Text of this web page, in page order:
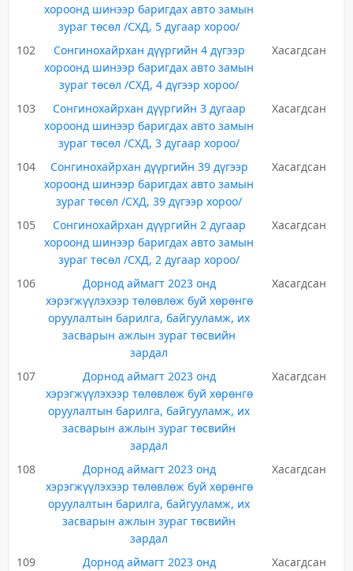
хороонд шинээр баригдах авто замын
зураг төсөл /СХД, 5 дугаар хороо/
102
Сонгинохайрхан дүүргийн 4 дүгээр
хороонд шинээр баригдах авто замын
зураг төсөл /СХД, 4 дүгээр хороо/
Хасагдсан
103
Сонгинохайрхан дүүргийн 3 дугаар
хороонд шинээр баригдах авто замын
зураг төсөл /СХД, 3 дугаар хороо/
Хасагдсан
104
Сонгинохайрхан дүүргийн 39 дүгээр
хороонд шинээр баригдах авто замын
зураг төсөл /СХД, 39 дүгээр хороо/
Хасагдсан
105
Сонгинохайрхан дүүргийн 2 дугаар
хороонд шинээр баригдах авто замын
зураг төсөл /СХД, 2 дугаар хороо/
Хасагдсан
106
Дорнод аймагт 2023 онд
хэрэгжүүлэхээр төлөвлөж буй хөрөнгө
оруулалтын барилга, байгууламж, их
засварын ажлын зураг төсвийн
зардал
Хасагдсан
107
Дорнод аймагт 2023 онд
хэрэгжүүлэхээр төлөвлөж буй хөрөнгө
оруулалтын барилга, байгууламж, их
засварын ажлын зураг төсвийн
зардал
Хасагдсан
108
Дорнод аймагт 2023 онд
хэрэгжүүлэхээр төлөвлөж буй хөрөнгө
оруулалтын барилга, байгууламж, их
засварын ажлын зураг төсвийн
зардал
Хасагдсан
109
Дорнод аймагт 2023 онд
Хасагдсан